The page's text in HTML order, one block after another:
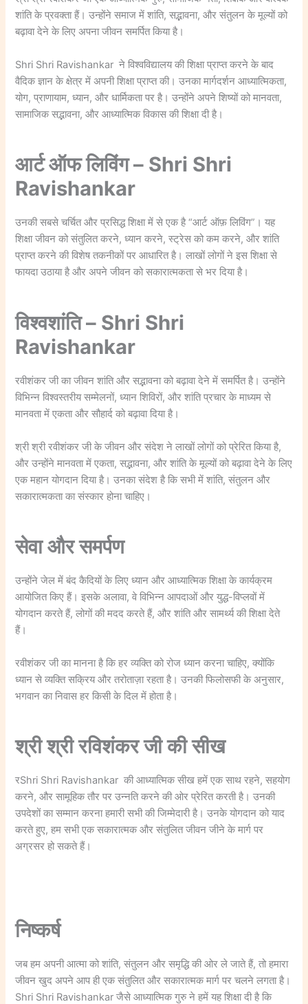
शांति के प्रवक्ता हैं। उन्होंने समाज में शांति, सद्भावना, और संतुलन के मूल्यों को
बढ़ावा देने के लिए अपना जीवन समर्पित किया है।
Shri Shri Ravishankar ने विश्वविद्यालय की शिक्षा प्राप्त करने के बाद
वैदिक ज्ञान के क्षेत्र में अपनी शिक्षा प्राप्त की। उनका मार्गदर्शन आध्यात्मिकता,
योग, प्राणायाम, ध्यान, और धार्मिकता पर है। उन्होंने अपने शिष्यों को मानवता,
सामाजिक सद्भावना, और आध्यात्मिक विकास की शिक्षा दी है।
आर्ट ऑफ लिविंग – Shri Shri
Ravishankar
उनकी सबसे चर्चित और प्रसिद्ध शिक्षा में से एक है “आर्ट ऑफ़ लिविंग”। यह
शिक्षा जीवन को संतुलित करने, ध्यान करने, स्ट्रेस को कम करने, और शांति
प्राप्त करने की विशेष तकनीकों पर आधारित है। लाखों लोगों ने इस शिक्षा से
फायदा उठाया है और अपने जीवन को सकारात्मकता से भर दिया है।
विश्वशांति – Shri Shri
Ravishankar
रवीशंकर जी का जीवन शांति और सद्भावना को बढ़ावा देने में समर्पित है। उन्होंने
विभिन्न विश्वस्तरीय सम्मेलनों, ध्यान शिविरों, और शांति प्रचार के माध्यम से
मानवता में एकता और सौहार्द को बढ़ावा दिया है।
श्री श्री रवीशंकर जी के जीवन और संदेश ने लाखों लोगों को प्रेरित किया है,
और उन्होंने मानवता में एकता, सद्भावना, और शांति के मूल्यों को बढ़ावा देने के लिए
एक महान योगदान दिया है। उनका संदेश है कि सभी में शांति, संतुलन और
सकारात्मकता का संस्कार होना चाहिए।
सेवा और समर्पण
उन्होंने जेल में बंद कैदियों के लिए ध्यान और आध्यात्मिक शिक्षा के कार्यक्रम
आयोजित किए हैं। इसके अलावा, वे विभिन्न आपदाओं और युद्ध-विप्लवों में
योगदान करते हैं, लोगों की मदद करते हैं, और शांति और सामर्थ्य की शिक्षा देते
हैं।
रवीशंकर जी का मानना है कि हर व्यक्ति को रोज ध्यान करना चाहिए, क्योंकि
ध्यान से व्यक्ति सक्रिय और तरोताज़ा रहता है। उनकी फिलोसफी के अनुसार,
भगवान का निवास हर किसी के दिल में होता है।
श्री श्री रविशंकर जी की सीख
रShri Shri Ravishankar की आध्यात्मिक सीख हमें एक साथ रहने, सहयोग
करने, और सामूहिक तौर पर उन्नति करने की ओर प्रेरित करती है। उनकी
उपदेशों का सम्मान करना हमारी सभी की जिम्मेदारी है। उनके योगदान को याद
करते हुए, हम सभी एक सकारात्मक और संतुलित जीवन जीने के मार्ग पर
अग्रसर हो सकते हैं।
निष्कर्ष
जब हम अपनी आत्मा को शांति, संतुलन और समृद्धि की ओर ले जाते हैं, तो हमारा
जीवन खुद अपने आप ही एक संतुलित और सकारात्मक मार्ग पर चलने लगता है।
Shri Shri Ravishankar जैसे आध्यात्मिक गुरु ने हमें यह शिक्षा दी है कि